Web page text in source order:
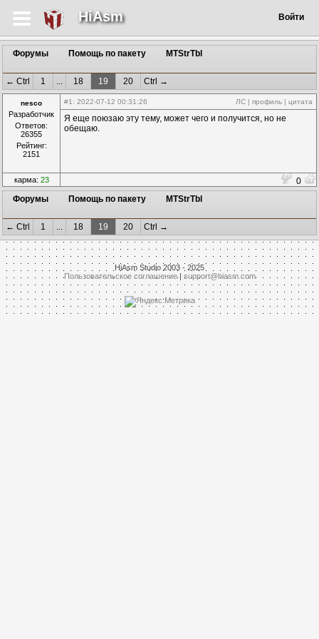
HiAsm Войти
Форумы Помощь по пакету MTStrTbl
← Ctrl 1 ... 18 19 20 Ctrl →
nesco
Разработчик
Ответов:
26355
Рейтинг:
2151
#1 : 2022-07-12 00:31:26 ЛС | профиль | цитата
Я еще поюзаю эту тему, может чего и получится, но не
обещаю.
карма: 23
0
Форумы
Помощь по пакету MTStrTbl
← Ctrl 1 ... 18 19 20 Ctrl →
HiAsm Studio 2003 - 2025
Пользовательское соглашение| support@hiasm.com